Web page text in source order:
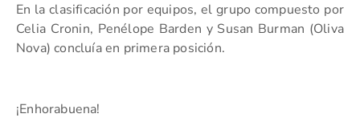
En la clasificación por equipos, el grupo compuesto por
Celia Cronin, Penélope Barden y Susan Burman (Oliva
Nova) concluía en primera posición.
¡Enhorabuena!